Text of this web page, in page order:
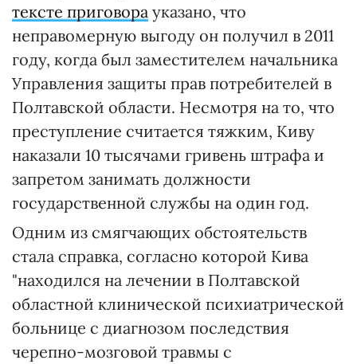
тексте приговора указано, что
неправомерную выгоду он получил в 2011
году, когда был заместителем начальника
Управления защиты прав потребителей в
Полтавской области. Несмотря на то, что
преступление считается тяжким, Киву
наказали 10 тысячами гривень штрафа и
запретом занимать должности
государственной службы на один год.
Одним из смягчающих обстоятельств
стала справка, согласно которой Кива
"находился на лечении в Полтавской
областной клинической психиатрической
больнице с диагнозом последствия
черепно-мозговой травмы с